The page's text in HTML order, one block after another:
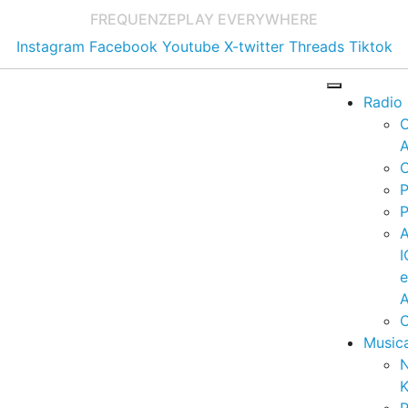
FREQUENZEPLAY EVERYWHERE
Instagram Facebook Youtube X-twitter Threads Tiktok
Radio
e